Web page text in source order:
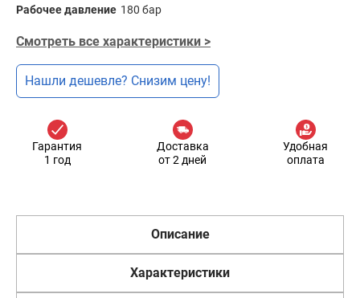
Рабочее давление 180 бар
Смотреть все характеристики >
Нашли дешевле? Снизим цену!
Гарантия
1 год
Доставка
от 2 дней
Удобная
оплата
Описание
Характеристики